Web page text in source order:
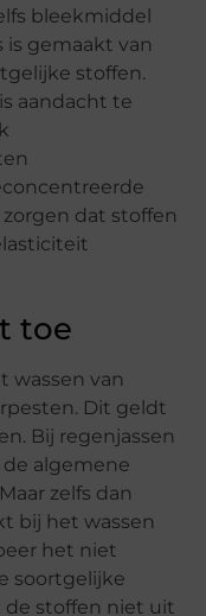
bleekmiddel
is gemaakt van
stoffen.
aandacht te
dat stoffen
toe
wassen van
Dit geldt
Bij regenjassen
algemene
zelfs dan
bij het wassen
het niet
soortgelijke
de stoffen niet uit